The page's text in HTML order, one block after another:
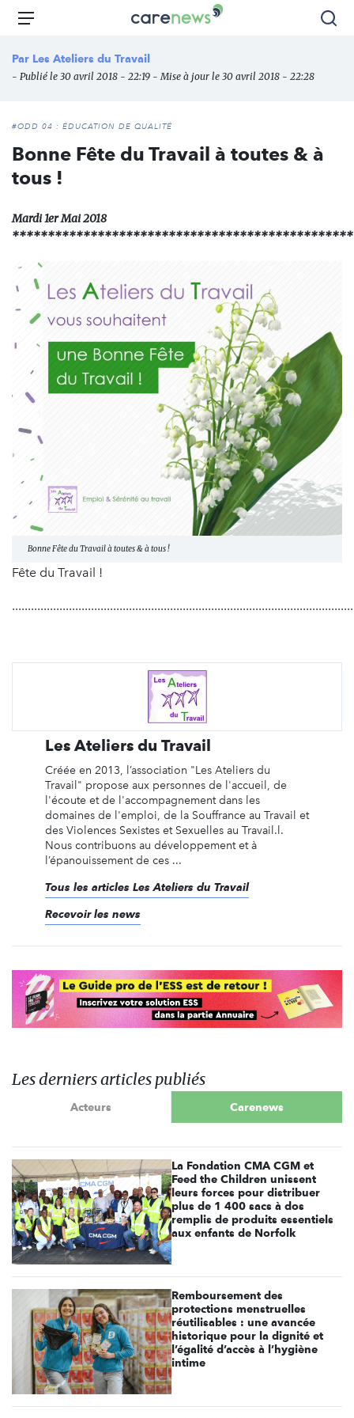
Aller
principal
Carenews,
média
des
l'engagement
Menu
Par Les Ateliers du Travail
- Publié le 30 avril 2018 - 22:19 - Mise à jour le 30 avril 2018 - 22:28
#ODD 04 : ÉDUCATION DE QUALITÉ
Bonne Fête du Travail à toutes & à
tous !
Mardi 1er Mai 2018
Bonne Fête du Travail à toutes & à tous !
Fête du Travail !
Les Ateliers du Travail
Créée en 2013, l’association "Les Ateliers du
Travail" propose aux personnes de l'accueil, de
l'écoute et de l'accompagnement dans les
domaines de l'emploi, de la Souffrance au Travail et
des Violences Sexistes et Sexuelles au Travail.l.
Nous contribuons au développement et à
l’épanouissement de ces ...
Tous les articles Les Ateliers du Travail
Recevoir les news
Les derniers articles publiés
Acteurs Carenews
La Fondation CMA CGM et
Feed the Children unissent
leurs forces pour distribuer
plus de 1 400 sacs à dos
remplis de produits essentiels
aux enfants de Norfolk
Remboursement des
protections menstruelles
réutilisables : une avancée
historique pour la dignité et
l’égalité d’accès à l’hygiène
intime